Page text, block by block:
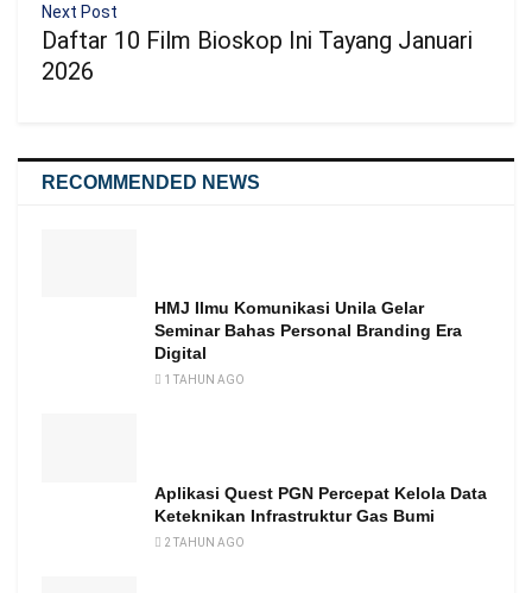
Next Post
Daftar 10 Film Bioskop Ini Tayang Januari
2026
RECOMMENDED NEWS
HMJ Ilmu Komunikasi Unila Gelar
Seminar Bahas Personal Branding Era
Digital
1 TAHUN AGO
Aplikasi Quest PGN Percepat Kelola Data
Keteknikan Infrastruktur Gas Bumi
2 TAHUN AGO